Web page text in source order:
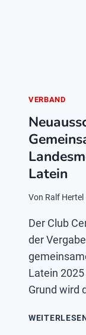
VERBAND
Latein
Von Ralf Hertel
Der Club
der
Latein
Grund wird